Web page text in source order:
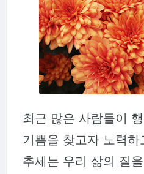
최근 많은 사람들이
기쁨을 찾고자 노력
추세는 우리 삶의 질